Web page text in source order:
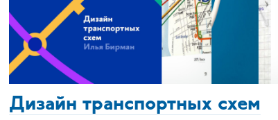
Дизайн транспортных схем